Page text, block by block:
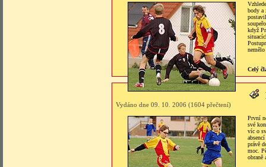
body a
když
Celý
Vydáno dne 09. 10. 2006 (1604 přečtení)
První
své
víc o
právě
moc.
obraně